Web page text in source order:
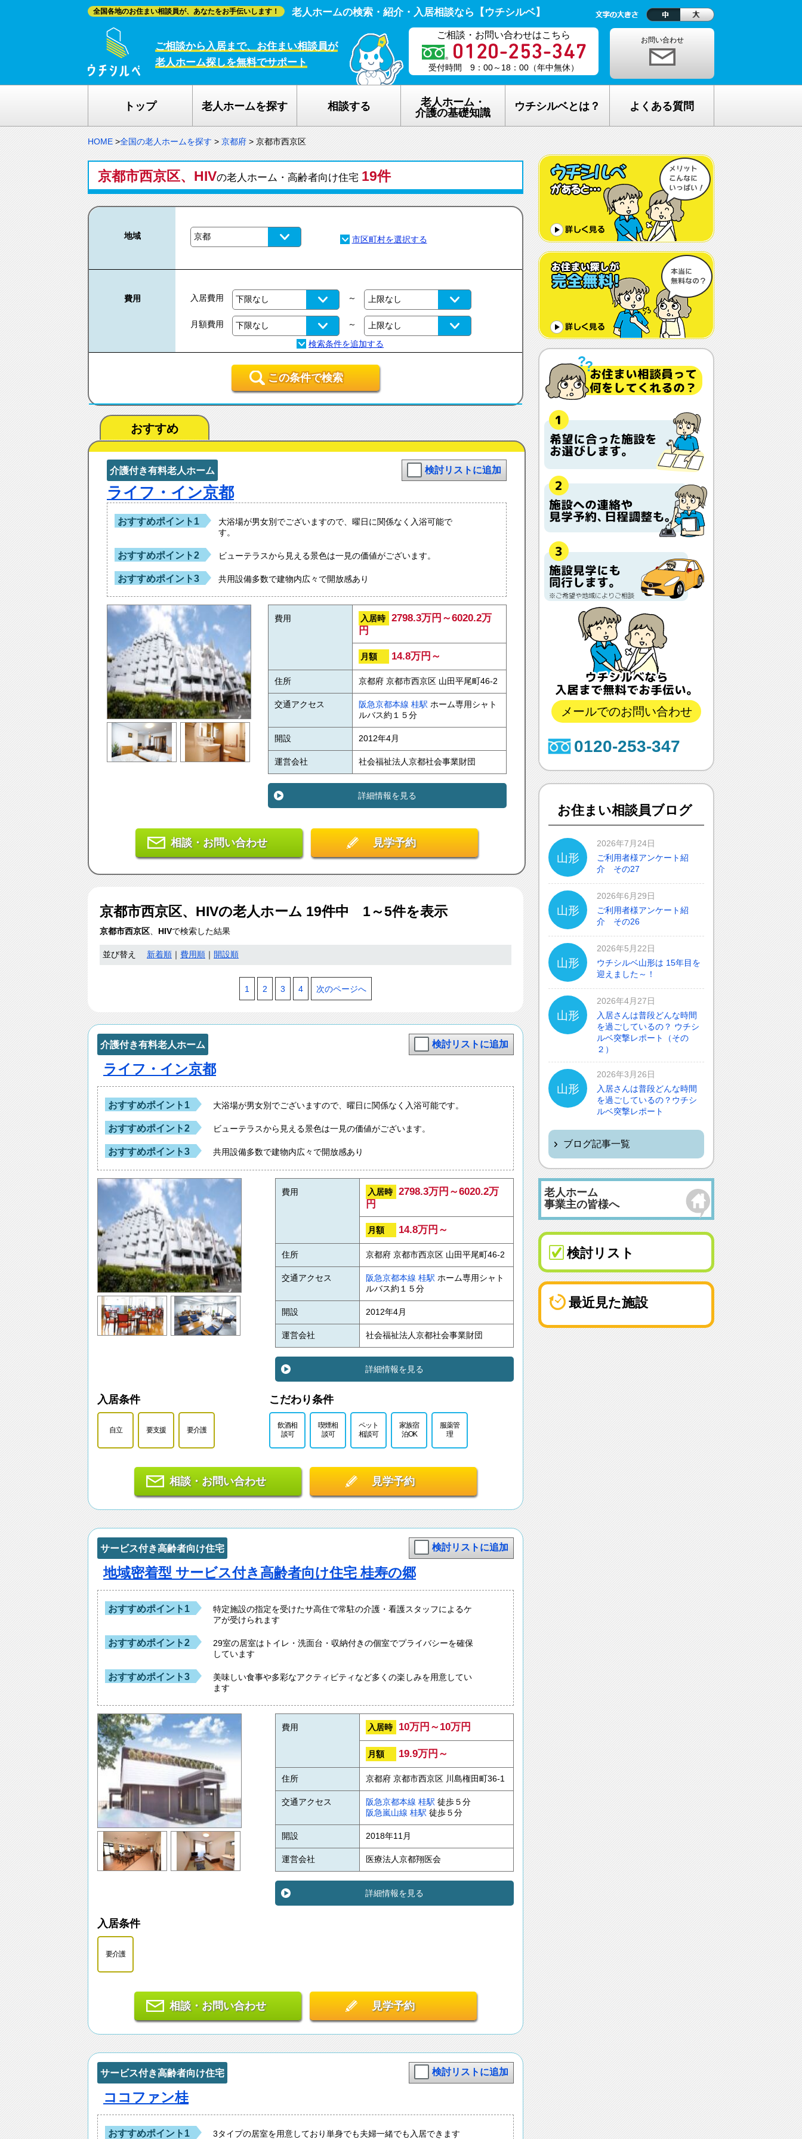
全国各地のお住まい相談員が、あなたをお手伝いします！ 老人ホームの検索・紹介・入居相談なら【ウチシルベ】
ご相談から入居まで、お住まい相談員が
老人ホーム探しを無料でサポート
ご相談・お問い合わせはこちら
受付時間 9：00～18：00（年中無休）
お問い合わせ
トップ 老人ホームを探す 相談する
老人ホーム・
介護の基礎知識
介護保険のしくみ
在宅介護サービスについて
認知症について
生活保護について
ウチシルベとは？
老人ホーム探しが完全無料の理由
老人ホーム探し無料相談の流れ
ウチシルベのメリット
ウチシルベFC加盟について
よくある質問
老人ホームの種類が複雑でわからな
い・・
どんな人が入居しているの？
希望してもなかなか入れないのでは？
体調や病状が悪化しても最後まで住め
ますか？
認知症でも入れますか？
入居金が無料～何千万円と大きな差が
あるけど、どこが違うの？
入居するとどんな人がサービスをして
くれるの？
本当に相談無料？
他の紹介会社と「ウチシルベ」はどう
違うの？aa
HOME >全国の老人ホームを探す > 京都府 > 京都市西京区
京都市西京区、HIVの老人ホーム・高齢者向け住宅 19件
地域
費用 入居費用 ～
月額費用 ～
この条件で検索
おすすめ
介護付き有料老人ホーム 検討リストに追加
ライフ・イン京都
おすすめポイント1
大浴場が男女別でございますので、曜日に関係なく入浴可能で
す。
おすすめポイント2 ビューテラスから見える景色は一見の価値がございます。
おすすめポイント3 共用設備多数で建物内広々で開放感あり
費用 入居時
2798.3万円～6020.2万
円
月額 14.8万円～
住所 京都府 京都市西京区 山田平尾町46-2
交通アクセス 阪急京都本線 桂駅 ホーム専用シャト
ルバス約１５分
開設 2012年4月
運営会社 社会福祉法人京都社会事業財団
詳細情報を見る
相談・お問い合わせ 見学予約
京都市西京区、HIVの老人ホーム 19件中 1～5件を表示
京都市西京区、 HIVで検索した結果
並び替え 新着順 費用順 開設順
1 2 3 4 次のページへ
介護付き有料老人ホーム 検討リストに追加
ライフ・イン京都
おすすめポイント1 大浴場が男女別でございますので、曜日に関係なく入浴可能です。
おすすめポイント2 ビューテラスから見える景色は一見の価値がございます。
おすすめポイント3 共用設備多数で建物内広々で開放感あり
費用 入居時
2798.3万円～6020.2万
円
月額 14.8万円～
住所 京都府 京都市西京区 山田平尾町46-2
交通アクセス 阪急京都本線 桂駅 ホーム専用シャト
ルバス約１５分
開設 2012年4月
運営会社 社会福祉法人京都社会事業財団
詳細情報を見る
入居条件
自立 要支援 要介護
こだわり条件
飲酒相
談可
喫煙相
談可
ペット
相談可
家族宿
泊OK
服薬管
理
相談・お問い合わせ 見学予約
サービス付き高齢者向け住宅 検討リストに追加
地域密着型 サービス付き高齢者向け住宅 桂寿の郷
おすすめポイント1
特定施設の指定を受けたサ高住で常駐の介護・看護スタッフによるケ
アが受けられます
おすすめポイント2
29室の居室はトイレ・洗面台・収納付きの個室でプライバシーを確保
しています
おすすめポイント3
美味しい食事や多彩なアクティビティなど多くの楽しみを用意してい
ます
費用 入居時 10万円～10万円
月額 19.9万円～
住所 京都府 京都市西京区 川島権田町36-1
交通アクセス 阪急京都本線 桂駅 徒歩５分
阪急嵐山線 桂駅 徒歩５分
開設 2018年11月
運営会社 医療法人京都翔医会
詳細情報を見る
入居条件
要介護
相談・お問い合わせ 見学予約
サービス付き高齢者向け住宅 検討リストに追加
ココファン桂
おすすめポイント1 3タイプの居室を用意しており単身でも夫婦一緒でも入居できます
メールでのお問い合わせ
0120-253-347
お住まい相談員ブログ
山形
2026年7月24日
ご利用者様アンケート紹
介 その27
山形
2026年6月29日
ご利用者様アンケート紹
介 その26
山形
2026年5月22日
ウチシルベ山形は 15年目を
迎えました～！
山形
2026年4月27日
入居さんは普段どんな時間
を過ごしているの？ ウチシ
ルベ突撃レポート（その
２）
山形
2026年3月26日
入居さんは普段どんな時間
を過ごしているの？ウチシ
ルベ突撃レポート
ブログ記事一覧
老人ホーム
事業主の皆様へ
検討リスト
最近見た施設